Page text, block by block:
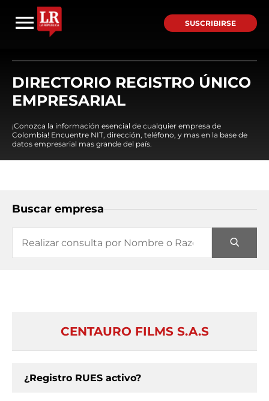
SUSCRIBIRSE
DIRECTORIO REGISTRO ÚNICO
EMPRESARIAL
¡Conozca la información esencial de cualquier empresa de
Colombia! Encuentre NIT, dirección, teléfono, y mas en la base de
datos empresarial mas grande del país.
Buscar empresa
CENTAURO FILMS S.A.S
¿Registro RUES activo?